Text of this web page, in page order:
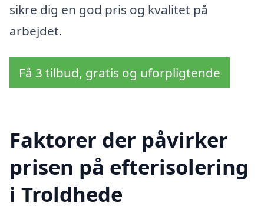
sikre dig en god pris og kvalitet på
arbejdet.
Få 3 tilbud, gratis og uforpligtende
Faktorer der påvirker
prisen på efterisolering
i Troldhede